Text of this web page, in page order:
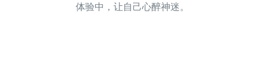
体验中，让自己心醉神迷。